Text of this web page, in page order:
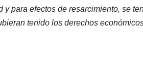
y para efectos de resarcimiento, se
tenido los derechos